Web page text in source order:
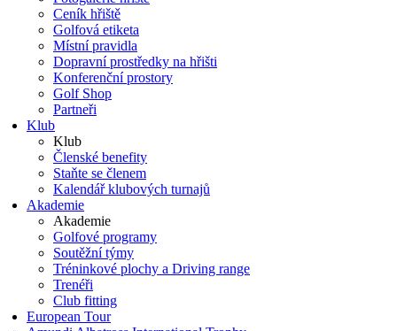
Ceník hřiště
Golfová etiketa
Místní pravidla
Dopravní prostředky na hřišti
Konferenční prostory
Golf Shop
Partneři
Klub
Klub
Členské benefity
Staňte se členem
Kalendář klubových turnajů
Akademie
Akademie
Golfové programy
Soutěžní týmy
Tréninkové plochy a Driving range
Trenéři
Club fitting
European Tour